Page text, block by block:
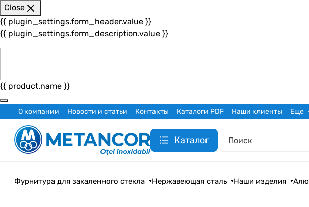
Close
{{ plugin_settings.form_header.value }}
{{ plugin_settings.form_description.value }}
{{ product.name }}
О компании Новости и статьи Контакты Каталоги PDF Наши клиенты Еще
Каталог
Фурнитура для закаленного стекла Нержавеющая сталь Наши изделия